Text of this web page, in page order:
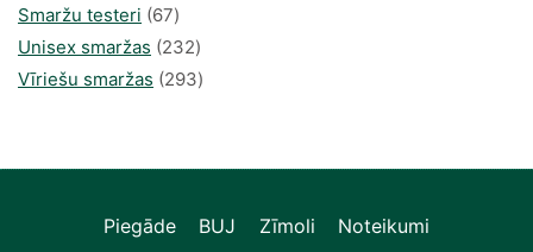
Smaržu testeri 6767
produkts
Unisex smaržas 232232
produkts
Vīriešu smaržas 293293
Piegāde BUJ Zīmoli
Noteikumi